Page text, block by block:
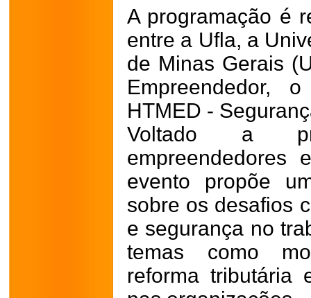
A programação é
entre a Ufla, a
de Minas Gerais
Empreendedor,
HTMED -
Voltado a
empreendedores
evento propõe
sobre os desafios
e segurança no
temas como
reforma tributária